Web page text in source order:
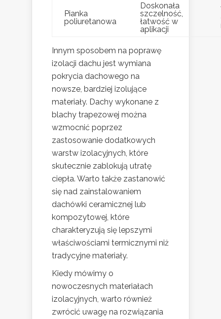
Pianka
poliuretanowa
Doskonała
szczelność,
łatwość w
aplikacji
Innym sposobem na poprawę
izolacji dachu jest wymiana
pokrycia dachowego na
nowsze, bardziej izolujące
materiały. Dachy wykonane z
blachy trapezowej można
wzmocnić poprzez
zastosowanie dodatkowych
warstw izolacyjnych, które
skutecznie zablokują utratę
ciepła. Warto także zastanowić
się nad zainstalowaniem
dachówki ceramicznej lub
kompozytowej, które
charakteryzują się lepszymi
właściwościami termicznymi niż
tradycyjne materiały.
Kiedy mówimy o
nowoczesnych materiałach
izolacyjnych, warto również
zwrócić uwagę na rozwiązania